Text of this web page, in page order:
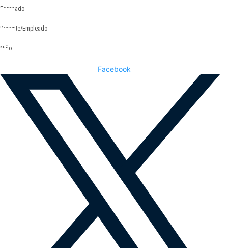
Egresado
Docente/Empleado
Niño
Facebook